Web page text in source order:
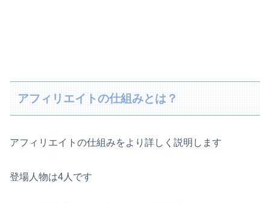
アフィリエイトの仕組みとは？
アフィリエイトの仕組みをより詳しく説明します
登場人物は4人です